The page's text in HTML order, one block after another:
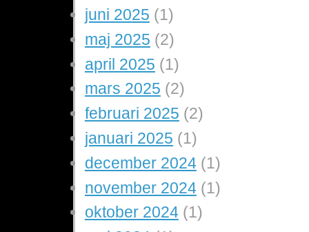
juni 2025 (1)
maj 2025 (2)
april 2025 (1)
mars 2025 (2)
februari 2025 (2)
januari 2025 (1)
december 2024(1)
november 2024(1)
oktober 2024(1)